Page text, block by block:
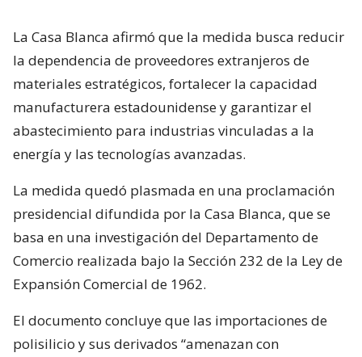
La Casa Blanca afirmó que la medida busca reducir
la dependencia de proveedores extranjeros de
materiales estratégicos, fortalecer la capacidad
manufacturera estadounidense y garantizar el
abastecimiento para industrias vinculadas a la
energía y las tecnologías avanzadas.
La medida quedó plasmada en una proclamación
presidencial difundida por la Casa Blanca, que se
basa en una investigación del Departamento de
Comercio realizada bajo la Sección 232 de la Ley de
Expansión Comercial de 1962.
El documento concluye que las importaciones de
polisilicio y sus derivados “amenazan con